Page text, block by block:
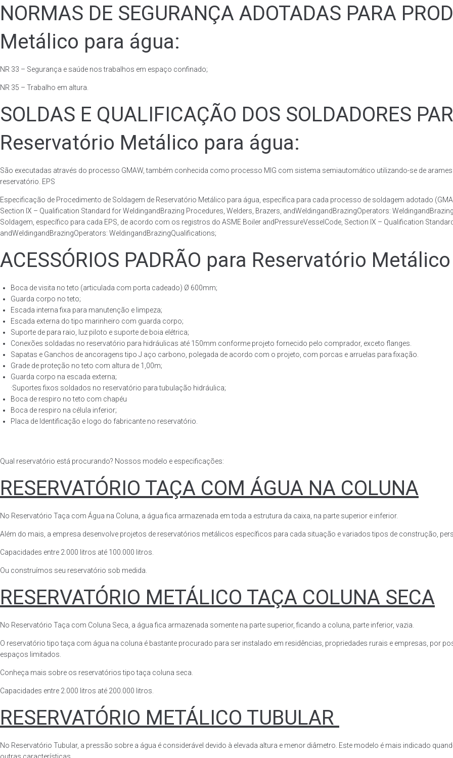
NORMAS DE SEGURANÇA ADOTADAS PARA
Metálico para água:
NR 33 – Segurança e saúde nos trabalhos em espaço confinado;
NR 35 – Trabalho em altura.
SOLDAS E QUALIFICAÇÃO DOS SOLDADORES
Reservatório Metálico para água:
São executadas através do processo GMAW, também conhecida como processo MIG com sistema semiautomático utilizando-se de
reservatório. EPS
Especificação de Procedimento de Soldagem de Reservatório Metálico para água, específica para cada processo de soldagem adotado
Section IX – Qualification Standard for WeldingandBrazing Procedures, Welders, Brazers, andWeldingandBrazingOperators:
Soldagem, específico para cada EPS, de acordo com os registros do ASME Boiler andPressureVesselCode, Section IX – Qualification
andWeldingandBrazingOperators: WeldingandBrazingQualifications;
ACESSÓRIOS PADRÃO para Reservatório
Boca de visita no teto (articulada com porta cadeado) Ø 600mm;
Guarda corpo no teto;
Escada interna fixa para manutenção e limpeza;
Escada externa do tipo marinheiro com guarda corpo;
Suporte de para raio, luz piloto e suporte de boia elétrica;
Conexões soldadas no reservatório para hidráulicas até 150mm conforme projeto fornecido pelo comprador, exceto flanges.
Sapatas e Ganchos de ancoragens tipo J aço carbono, polegada de acordo com o projeto, com porcas e arruelas para fixação.
Grade de proteção no teto com altura de 1,00m;
Guarda corpo na escada externa;
·Suportes fixos soldados no reservatório para tubulação hidráulica;
Boca de respiro no teto com chapéu
Boca de respiro na célula inferior;
Placa de Identificação e logo do fabricante no reservatório.
Qual reservatório está procurando? Nossos modelo e especificações:
RESERVATÓRIO TAÇA COM ÁGUA NA COLUNA
No Reservatório Taça com Água na Coluna, a água fica armazenada em toda a estrutura da caixa, na parte superior e inferior.
Além do mais, a empresa desenvolve projetos de reservatórios metálicos específicos para cada situação e variados tipos de construção,
Capacidades entre 2.000 litros até 100.000 litros.
Ou construímos seu reservatório sob medida.
RESERVATÓRIO METÁLICO TAÇA COLUNA SECA
No Reservatório Taça com Coluna Seca, a água fica armazenada somente na parte superior, ficando a coluna, parte inferior, vazia.
O reservatório tipo taça com água na coluna é bastante procurado para ser instalado em residências, propriedades rurais e empresas, por
espaços limitados.
Conheça mais sobre os reservatórios tipo taça coluna seca.
Capacidades entre 2.000 litros até 200.000 litros.
RESERVATÓRIO METÁLICO TUBULAR
No Reservatório Tubular, a pressão sobre a água é considerável devido à elevada altura e menor diâmetro. Este modelo é mais indicado